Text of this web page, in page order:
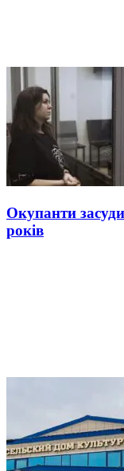
Окупанти
років